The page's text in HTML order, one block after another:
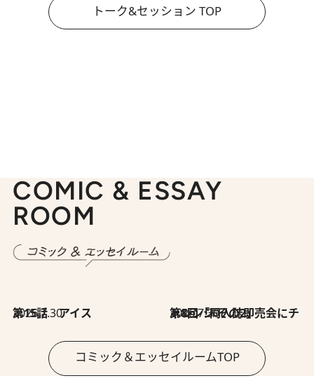
トーク&セッション TOP
COMIC & ESSAY
ROOM
2026.7.30
第15話 アイス 2026.7.30
第8回「同人誌即売会にチャレンジ その2」
コミック＆エッセイルームTOP